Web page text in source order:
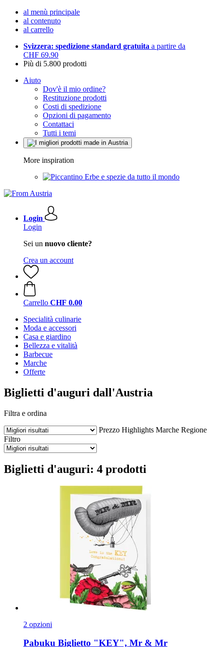
al menù principale
al contenuto
al carrello
Svizzera: spedizione standard gratuita a partire da
CHF 69.90
Più di 5.800 prodotti
Aiuto
Dov'è il mio ordine?
Restituzione prodotti
Costi di spedizione
Opzioni di pagamento
Contattaci
Tutti i temi
More inspiration
Erbe e spezie da tutto il mondo
Login
Login
Sei un nuovo cliente?
Crea un account
Carrello CHF 0.00
Specialità culinarie
Moda e accessori
Casa e giardino
Bellezza e vitalità
Barbecue
Marche
Offerte
Biglietti d'auguri dall'Austria
Filtra e ordina
Prezzo Highlights Marche Regione
Filtro
Biglietti d'auguri: 4 prodotti
2 opzioni
Pabuku Biglietto "KEY", Mr & Mr